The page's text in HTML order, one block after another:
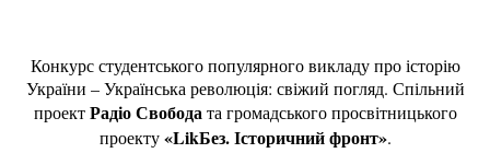
Конкурс студентського популярного викладу про історію
України – Українська революція: свіжий погляд. Спільний
проектРадіо Свобода та громадського просвітницького
проекту«LikБез. Історичний фронт».